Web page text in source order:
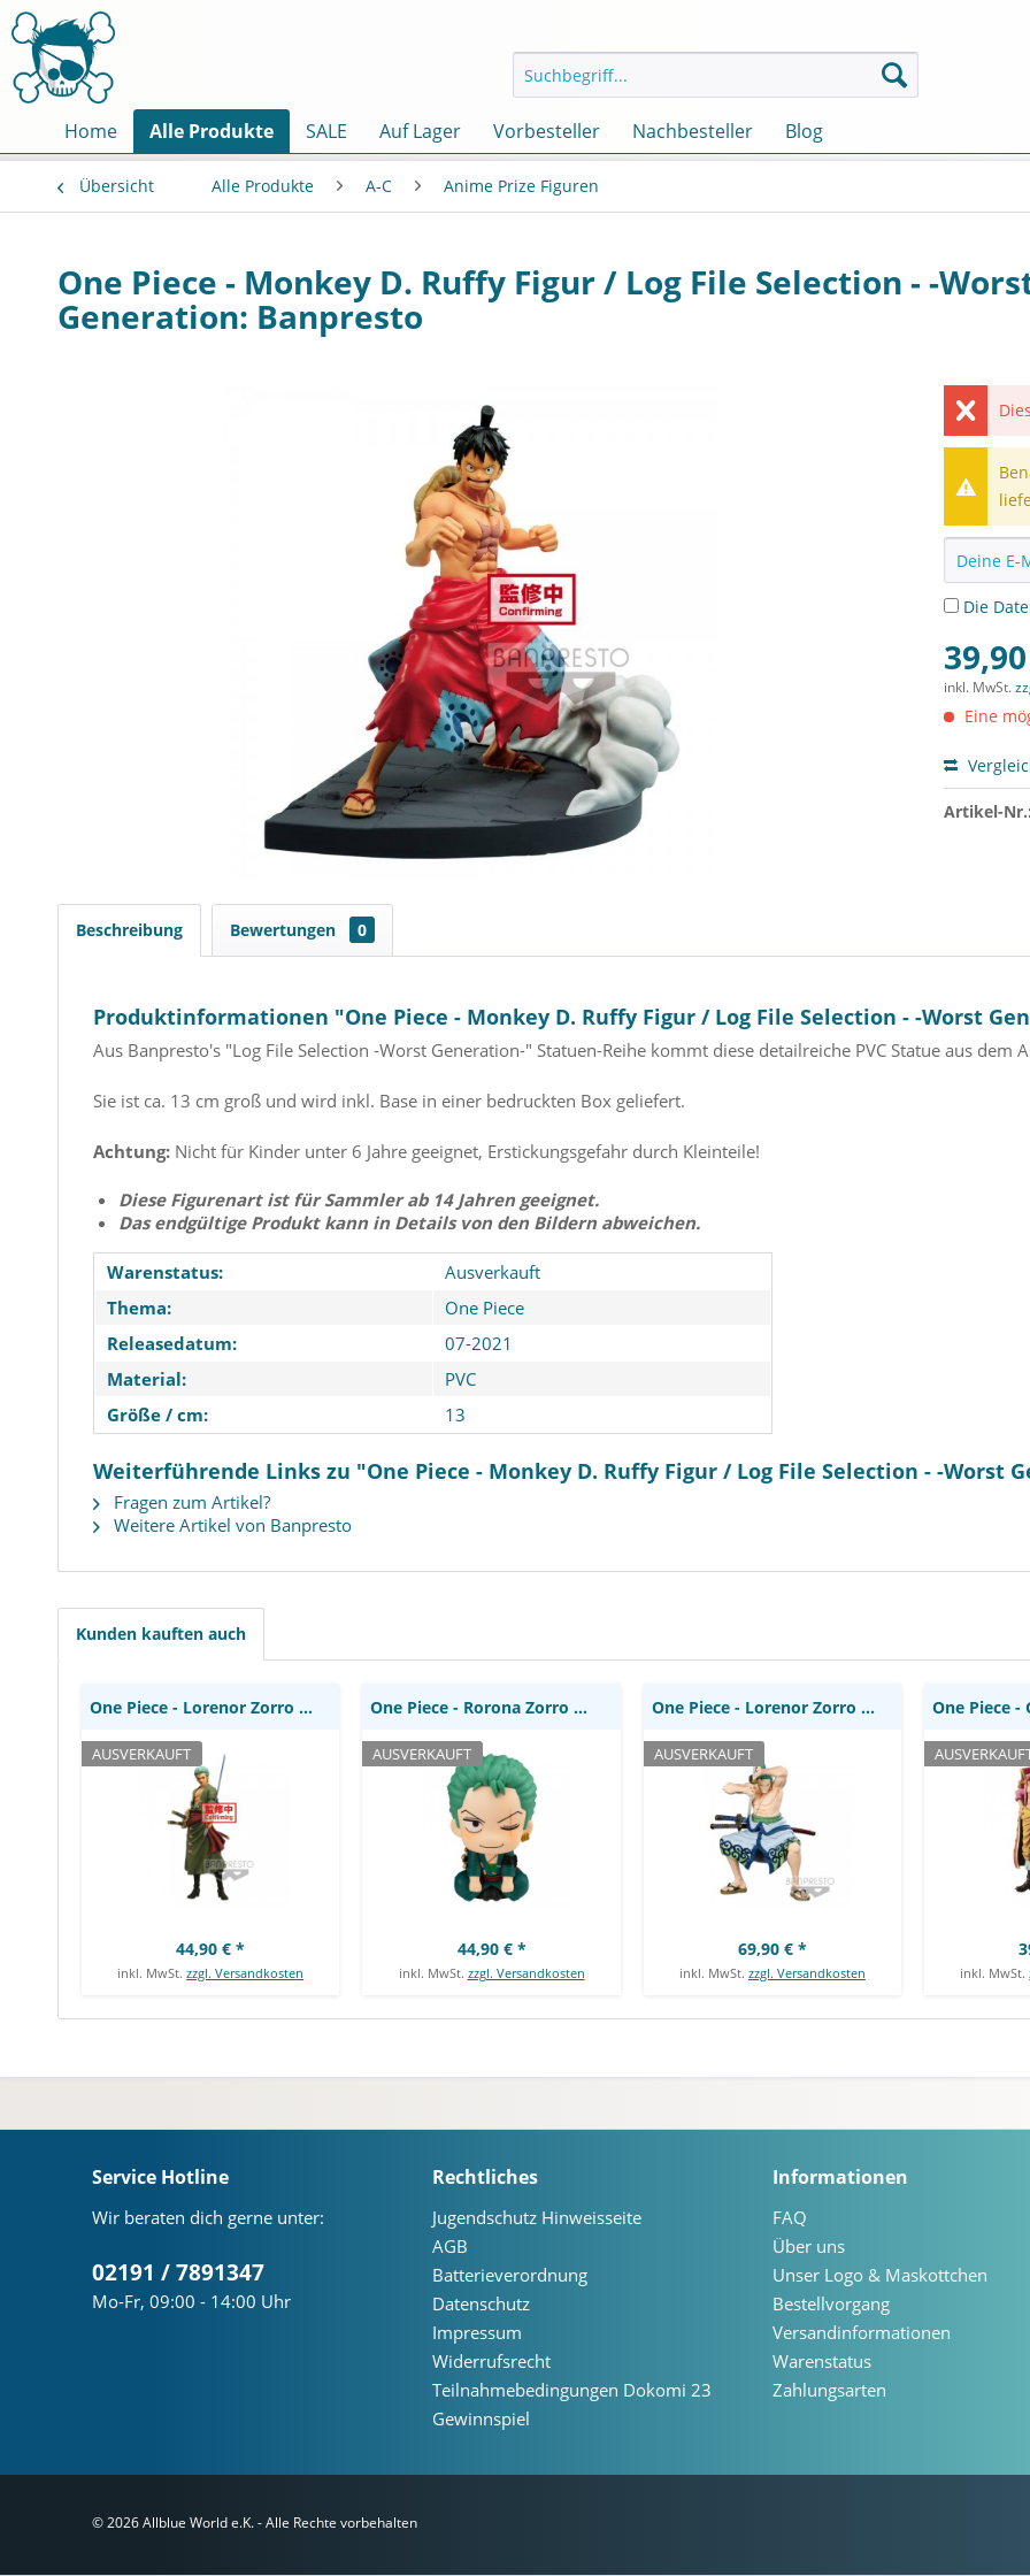
Home Alle Produkte SALE Auf Lager Vorbesteller Nachbesteller Blog
Übersicht Alle Produkte A-C Anime Prize Figuren
One Piece - Monkey D. Ruffy Figur / Log File Selection - -
Generation: Banpresto
Die
inkl. MwSt.
Eine
Artikel-Nr.:
Beschreibung Bewertungen 0
Produktinformationen "One Piece - Monkey D. Ruffy Figur / Log File Selection - -Worst
Aus Banpresto's "Log File Selection -Worst Generation-" Statuen-Reihe kommt diese detailreiche PVC Statue aus dem
Sie ist ca. 13 cm groß und wird inkl. Base in einer bedruckten Box geliefert.
Achtung: Nicht für Kinder unter 6 Jahre geeignet, Erstickungsgefahr durch Kleinteile!
Diese Figurenart ist für Sammler ab 14 Jahren geeignet.
Das endgültige Produkt kann in Details von den Bildern abweichen.
Warenstatus:
Ausverkauft
Thema:
One Piece
Releasedatum:
07-2021
Material:
PVC
Größe / cm:
13
Weiterführende Links zu "One Piece - Monkey D. Ruffy Figur / Log File Selection - -Worst
Fragen zum Artikel?
Weitere Artikel von Banpresto
Kunden kauften auch
One Piece - Lorenor Zorro
AUSVERKAUFT
One Piece - Lorenor Zorro Statue / The...
44,90 € *
inkl. MwSt.zzgl. Versandkosten
AUSVERKAUFT
One Piece - Rorona Zorro Statue / Look Up:...
44,90 € *
inkl. MwSt. zzgl. Versandkosten
AUSVERKAUFT
One Piece - Lorenor Zorro Figur / Master Stars...
69,90 € *
inkl. MwSt. zzgl. Versandkosten inkl. MwSt.
Service Hotline
Wir beraten dich gerne unter:
02191 / 7891347
Mo-Fr, 09:00 - 14:00 Uhr
Rechtliches
Jugendschutz Hinweisseite
AGB
Batterieverordnung
Datenschutz
Impressum
Widerrufsrecht
Teilnahmebedingungen Dokomi 23
Gewinnspiel
Informationen
FAQ
Über uns
Unser Logo & Maskottchen
Bestellvorgang
Versandinformationen
Warenstatus
Zahlungsarten
© 2026 Allblue World e.K. - Alle Rechte vorbehalten